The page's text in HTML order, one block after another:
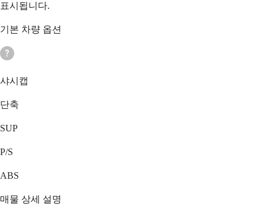
표시됩니다.
기본 차량 옵션
샤시캡
단축
SUP
P/S
ABS
매물 상세 설명